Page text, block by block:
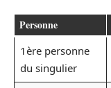
Personne
1ère personne
du singulier